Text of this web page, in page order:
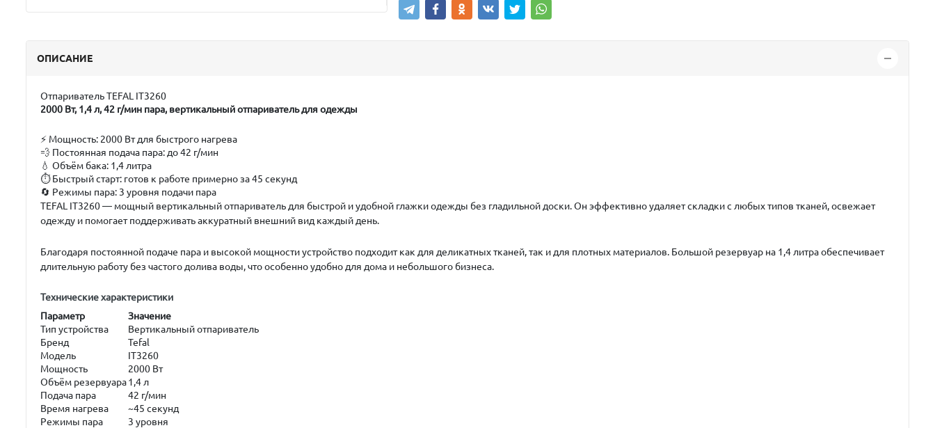
ОПИСАНИЕ
Отпариватель TEFAL IT3260
2000 Вт, 1,4 л, 42 г/мин пара, вертикальный отпариватель для одежды
⚡ Мощность: 2000 Вт для быстрого нагрева
💨 Постоянная подача пара: до 42 г/мин
💧 Объём бака: 1,4 литра
⏱️Быстрый старт: готов к работе примерно за 45 секунд
🔄 Режимы пара: 3 уровня подачи пара
TEFAL IT3260— мощный вертикальный отпариватель для быстрой и удобной глажки одежды без гладильной доски. Он эффективно удаляет складки с любых типов тканей, освежает
одежду и помогает поддерживать аккуратный внешний вид каждый день.
Благодаря постоянной подаче пара и высокой мощности устройство подходит как для деликатных тканей, так и для плотных материалов. Большой резервуар на 1,4 литра обеспечивает
длительную работу без частого долива воды, что особенно удобно для дома и небольшого бизнеса.
Технические характеристики
Параметр
Значение
Тип устройства
Вертикальный отпариватель
Бренд
Tefal
Модель
IT3260
Мощность
2000 Вт
Объём резервуара1,4 л
Подача пара
42 г/мин
Время нагрева
~45 секунд
Режимы пара
3 уровня